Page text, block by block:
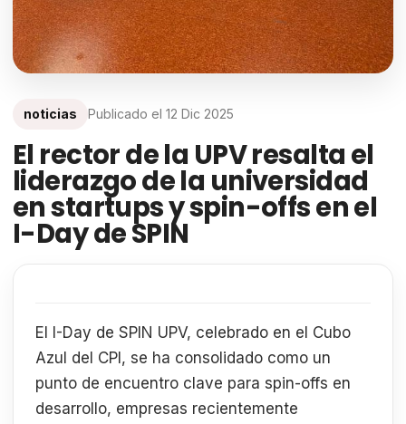
noticias Publicado el 12 Dic 2025
El rector de la UPV resalta el
liderazgo de la universidad
en startups y spin-offs en el
I-Day de SPIN
El I-Day de SPIN UPV, celebrado en el Cubo
Azul del CPI, se ha consolidado como un
punto de encuentro clave para spin-offs en
desarrollo, empresas recientemente